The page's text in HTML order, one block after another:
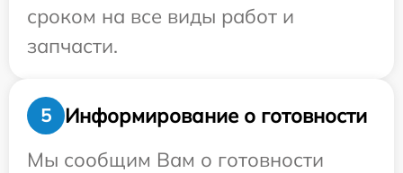
сроком на все виды работ и
запчасти.
5
Информирование о готовности
Мы сообщим Вам о готовности